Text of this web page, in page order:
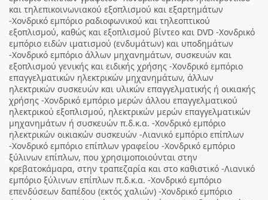
και τηλεπικοινωνιακού εξοπλισμού και εξαρτημάτων
-Χονδρικό εμπόριο ραδιοφωνικού και τηλεοπτικού
εξοπλισμού, καθώς και εξοπλισμού βίντεο και DVD -Χονδρικό
εμπόριο ειδών ιματισμού (ενδυμάτων) και υποδημάτων
-Χονδρικό εμπόριο άλλων μηχανημάτων, συσκευών και
εξοπλισμού γενικής και ειδικής χρήσης -Χονδρικό εμπόριο
επαγγελματικών ηλεκτρικών μηχανημάτων, άλλων
ηλεκτρικών συσκευών και υλικών επαγγελματικής ή οικιακής
χρήσης -Χονδρικό εμπόριο μερών άλλου επαγγελματικού
ηλεκτρικού εξοπλισμού, ηλεκτρικών μερών επαγγελματικών
μηχανημάτων ή συσκευών π.δ.κ.α. -Χονδρικό εμπόριο
ηλεκτρικών οικιακών συσκευών -Λιανικό εμπόριο επίπλων
-Χονδρικό εμπόριο επίπλων γραφείου -Χονδρικό εμπόριο
ξύλινων επίπλων, που χρησιμοποιούνται στην
κρεβατοκάμαρα, στην τραπεζαρία και στο καθιστικό -Λιανικό
εμπόριο ξύλινων επίπλων π.δ.κ.α. -Χονδρικό εμπόριο
επενδύσεων δαπέδου (εκτός χαλιών) -Χονδρικό εμπόριο